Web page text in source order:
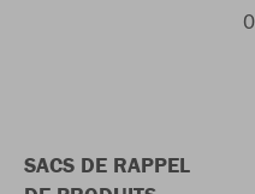
SACS DE RAPPEL